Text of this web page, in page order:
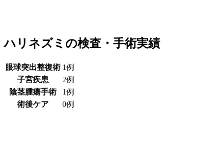
ハリネズミの検査・手術実績
眼球突出整復術 1例
子宮疾患
2例
陰茎腫瘍手術
1例
術後ケア
0例